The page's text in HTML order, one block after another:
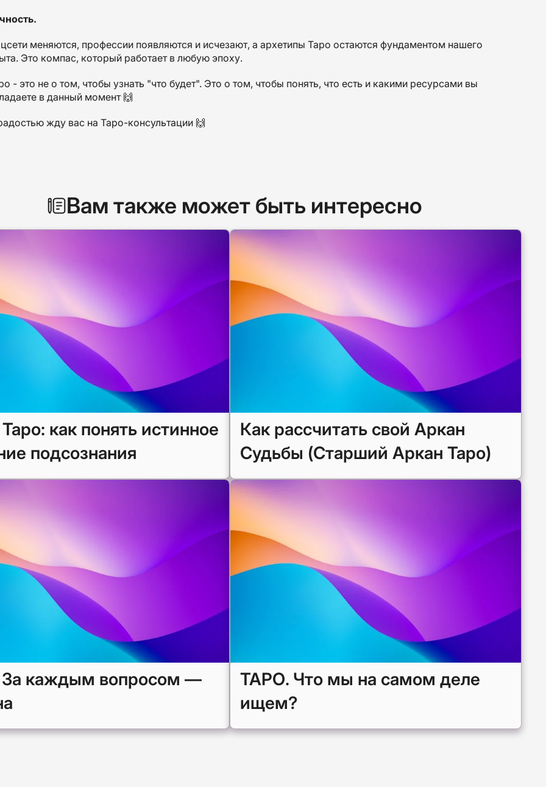
меняются, профессии появляются и исчезают, а архетипы Таро остаются фундаментом нашего
Это компас, который работает в любую эпоху.
- это не о том, чтобы узнать "что будет". Это о том, чтобы понять, что есть и какими ресурсами вы
в данный момент 🙌
жду вас на Таро-консультации 🙌
Вам также может быть интересно
как понять истинное
подсознания
Как рассчитать свой Аркан
Судьбы (Старший Аркан Таро)
каждым вопросом —
ТАРО. Что мы на самом деле
ищем?